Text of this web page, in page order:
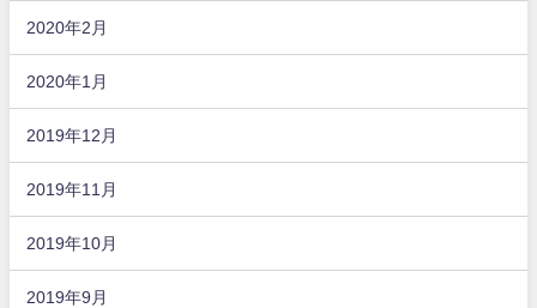
2020年2月
2020年1月
2019年12月
2019年11月
2019年10月
2019年9月